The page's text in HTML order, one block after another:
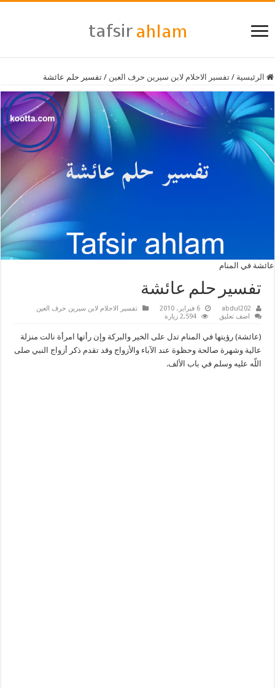
الرئيسية / تفسير الاحلام لابن سيرين حرف العين / تفسير حلم عائشة
عائشة في المنام
تفسير حلم عائشة
abdul202 6 فبراير، 2010
تفسير الاحلام لابن سيرين حرف العين
اضف تعليق
2,594 زيارة
(عائشة) رؤيتها في المنام تدل على الخير والبركة وإن رأتها امرأة نالت منزلة
عالية وشهرة صالحة وحظوة عند الآباء والأزواج وقد تقدم ذكر أزواج النبي صلى
اللّه عليه وسلم في باب الألف.